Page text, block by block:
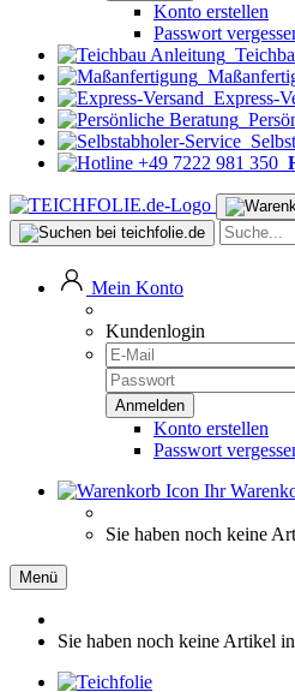
Konto erstellen
Passwort
Express-
Mein Konto
Kundenlogin
Konto erstellen
Passwort
Ihr
Sie haben noch keine
Menü
Sie haben noch keine Artikel